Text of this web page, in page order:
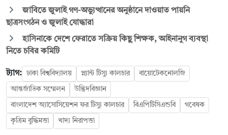
জাবিতে জুলাই গণ-অভ্যুত্থানের অনুষ্ঠানে দাওয়াত পায়নি
ছাত্রসংগঠন ও জুলাই যোদ্ধারা
হাসিনাকে দেশে ফেরাতে সক্রিয় কিছু শিক্ষক, আইনানুগ ব্যবস্থা
নিতে চবির কমিটি
ট্যাগ: ঢাকা বিশ্ববিদ্যালয় প্ল্যান্ট টিস্যু কালচার বায়োটেকনোলজি
আন্তর্জাতিক সম্মেলন উদ্ভিদবিজ্ঞান
বাংলাদেশ অ্যাসোসিয়েশন ফর টিস্যু কালচার বিএপিটিসিএন্ডবি গবেষক
কৃত্রিম বুদ্ধিমত্তা খাদ্য নিরাপত্তা